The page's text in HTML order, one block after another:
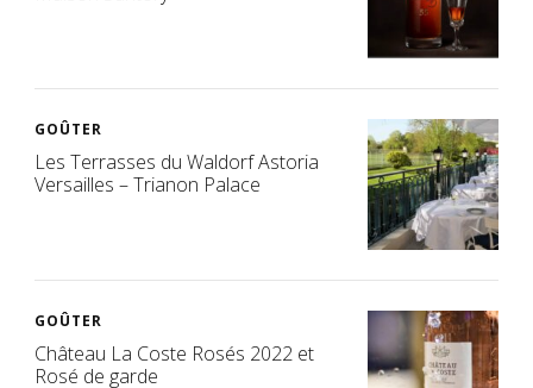
GOÛTER
Les Terrasses du Waldorf Astoria
Versailles – Trianon Palace
GOÛTER
Château La Coste Rosés 2022 et
Rosé de garde